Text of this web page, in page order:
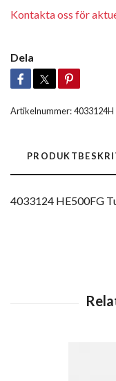
Kontakta oss för
Dela
Artikelnummer:4033124H
4033124 HE500FG